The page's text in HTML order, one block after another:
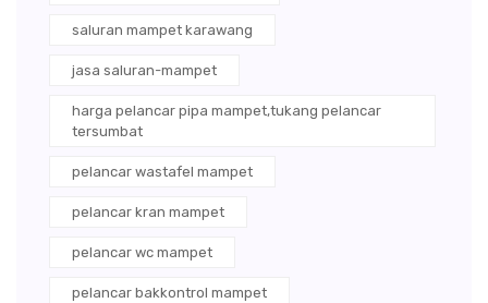
saluran mampet karawang
jasa saluran-mampet
harga pelancar pipa mampet,tukang pelancar
tersumbat
pelancar wastafel mampet
pelancar kran mampet
pelancar wc mampet
pelancar bakkontrol mampet